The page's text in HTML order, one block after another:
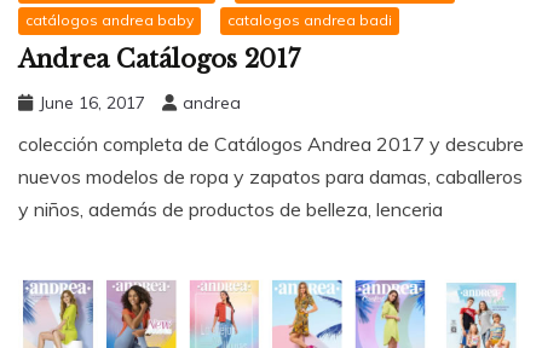
catálogos andrea baby
catalogos andrea badi
Andrea Catálogos 2017
June 16, 2017 andrea
colección completa de Catálogos Andrea 2017 y descubre
nuevos modelos de ropa y zapatos para damas, caballeros
y niños, además de productos de belleza, lenceria